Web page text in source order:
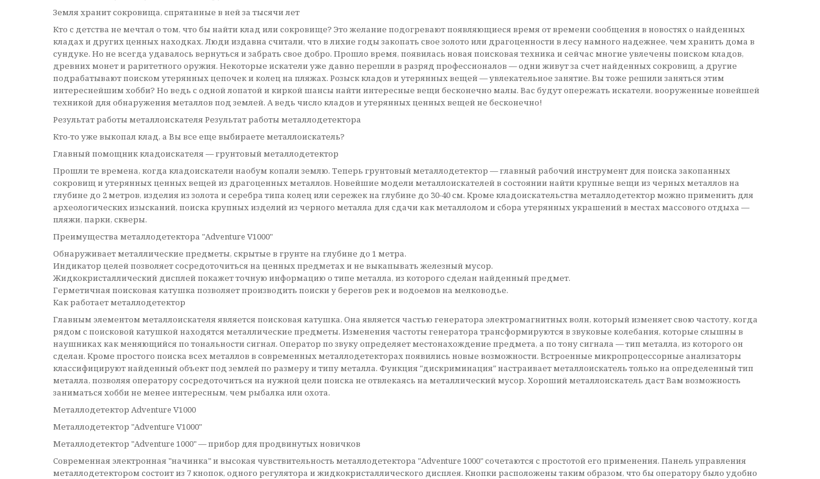
Земля хранит сокровища, спрятанные в ней за тысячи лет
Кто с детства не мечтал о том, что бы найти клад или сокровище? Это желание подогревают появляющиеся время от времени сообщения в новостях о найденных
кладах и других ценных находках. Люди издавна считали, что в лихие годы закопать свое золото или драгоценности в лесу намного надежнее, чем хранить дома в
сундуке. Но не всегда удавалось вернуться и забрать свое добро. Прошло время, появилась новая поисковая техника и сейчас многие увлечены поиском кладов,
древних монет и раритетного оружия. Некоторые искатели уже давно перешли в разряд профессионалов — одни живут за счет найденных сокровищ, а другие
подрабатывают поиском утерянных цепочек и колец на пляжах. Розыск кладов и утерянных вещей — увлекательное занятие. Вы тоже решили заняться этим
интереснейшим хобби? Но ведь с одной лопатой и киркой шансы найти интересные вещи бесконечно малы. Вас будут опережать искатели, вооруженные новейшей
техникой для обнаружения металлов под землей. А ведь число кладов и утерянных ценных вещей не бесконечно!
Результат работы металлоискателя Результат работы металлодетектора
Кто-то уже выкопал клад, а Вы все еще выбираете металлоискатель?
Главный помощник кладоискателя — грунтовый металлодетектор
Прошли те времена, когда кладоискатели наобум копали землю. Теперь грунтовый металлодетектор — главный рабочий инструмент для поиска закопанных
сокровищ и утерянных ценных вещей из драгоценных металлов. Новейшие модели металлоискателей в состоянии найти крупные вещи из черных металлов на
глубине до 2 метров, изделия из золота и серебра типа колец или сережек на глубине до 30-40 см. Кроме кладоискательства металлодетектор можно применить для
археологических изысканий, поиска крупных изделий из черного металла для сдачи как металлолом и сбора утерянных украшений в местах массового отдыха —
пляжи, парки, скверы.
Преимущества металлодетектора "Adventure V1000"
Обнаруживает металлические предметы, скрытые в грунте на глубине до 1 метра.
Индикатор целей позволяет сосредоточиться на ценных предметах и не выкапывать железный мусор.
Жидкокристаллический дисплей покажет точную информацию о типе металла, из которого сделан найденный предмет.
Герметичная поисковая катушка позволяет производить поиски у берегов рек и водоемов на мелководье.
Как работает металлодетектор
Главным элементом металлоискателя является поисковая катушка. Она является частью генератора электромагнитных волн, который изменяет свою частоту, когда
рядом с поисковой катушкой находятся металлические предметы. Изменения частоты генератора трансформируются в звуковые колебания, которые слышны в
наушниках как меняющийся по тональности сигнал. Оператор по звуку определяет местонахождение предмета, а по тону сигнала — тип металла, из которого он
сделан. Кроме простого поиска всех металлов в современных металлодетекторах появились новые возможности. Встроенные микропроцессорные анализаторы
классифицируют найденный объект под землей по размеру и типу металла. Функция "дискриминация" настраивает металлоискатель только на определенный тип
металла, позволяя оператору сосредоточиться на нужной цели поиска не отвлекаясь на металлический мусор. Хороший металлоискатель даст Вам возможность
заниматься хобби не менее интересным, чем рыбалка или охота.
Металлодетектор Adventure V1000
Металлодетектор "Adventure V1000"
Металлодетектор "Adventure 1000" — прибор для продвинутых новичков
Современная электронная "начинка" и высокая чувствительность металлодетектора "Adventure 1000" сочетаются с простотой его применения. Панель управления
металлодетектором состоит из 7 кнопок, одного регулятора и жидкокристаллического дисплея. Кнопки расположены таким образом, что бы оператору было удобно